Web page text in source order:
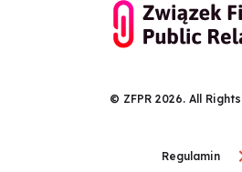
© ZFPR 2026. All
Regulamin